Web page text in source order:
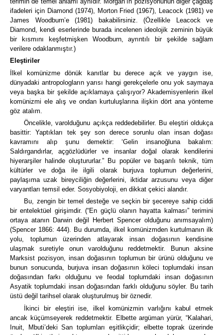
ifadeleri için Diamond (1974), Morton Fried (1967), Leacock (1981) ve
James Woodburn’e (1981) bakabilirsiniz.
(Özellikle Leacock ve
Diamond, kendi eserlerinde burada incelenen ideolojik zeminin büyük
bir kısmını keşfetmişken Woodburn, ayrıntılı bir şekilde sağlam
verilere odaklanmıştır.)
Eleştiriler
İlkel komünizme dönük kanıtlar bu derece açık ve yaygın ise,
dünyadaki antropologların yarısı hangi gerekçelerle onu yok saymaya
veya başka bir şekilde açıklamaya çalışıyor? Akademisyenlerin ilkel
komünizmi ele alış ve ondan kurtuluşlarına ilişkin dört ana yönteme
göz atalım.
Öncelikle, varolduğunu açıkça reddedebilirler. Bu eleştiri oldukça
basittir:
Yaptıkları tek şey son derece sorunlu olan insan doğası
kavramını alıp şunu demektir: ‘Gelin insanoğluna bakalım:
Saldırgandırlar, açgözlüdürler ve insanlar doğal olarak kendilerini
hiyerarşiler halinde oluştururlar.” Bu popüler ve başarılı teknik, tüm
kültürler ve doğa ile ilgili olarak burjuva toplumun değerlerini,
paylaşıma uzak bireyciliğin değerlerini, iktidar arzusunu veya diğer
varyantları temsil eder. Sosyobiyoloji, en dikkat çekici alandır.
Bu, zengin bir temel desteğe ve seçkin bir şecereye sahip ciddi
bir entelektüel girişimdir. (“En güçlü olanın hayatta kalması” terimini
ortaya atanın Darwin değil Herbert Spencer olduğunu anımsayalım)
(Spencer 1866: 444). Bu durumda, ilkel komünizmden kurtulmanın ilk
yolu, toplumun üzerinden atlayarak insan doğasının kendisine
ulaşmak suretiyle onun varolduğunu reddetmektir. Bunun aksine
Marksist pozisyon, insan doğasının toplumun bir ürünü olduğunu ve
bunun sonucunda, burjuva insan doğasının köleci toplumdaki insan
doğasından farkı olduğunu ve feodal toplumdaki insan doğasının
Asyatik toplumdaki insan doğasından farklı olduğunu söyler. Bu tarih
üstü değil tarihsel olarak oluşturulmuş bir öznedir.
İkinci bir eleştiri ise, ilkel komünizmin varlığını kabul etmek
ancak küçümseyerek reddetmektir. Elbette argüman yürür, “Kalahari,
Inuit, Mbuti’deki San toplumları eşitlikçidir; elbette toprak üzerinde